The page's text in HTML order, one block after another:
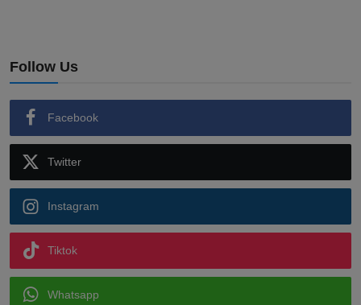
Follow Us
Facebook
Twitter
Instagram
Tiktok
Whatsapp